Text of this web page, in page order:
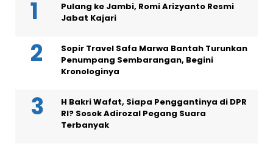
Pulang ke Jambi, Romi Arizyanto Resmi
Jabat Kajari
Sopir Travel Safa Marwa Bantah Turunkan
Penumpang Sembarangan, Begini
Kronologinya
H Bakri Wafat, Siapa Penggantinya di DPR
RI? Sosok Adirozal Pegang Suara
Terbanyak